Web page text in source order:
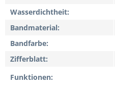
Wasserdichtheit
Bandmaterial
Bandfarbe
Zifferblatt
Funktionen